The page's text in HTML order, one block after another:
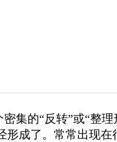
集的“反转”或“整
成了。常常出现在